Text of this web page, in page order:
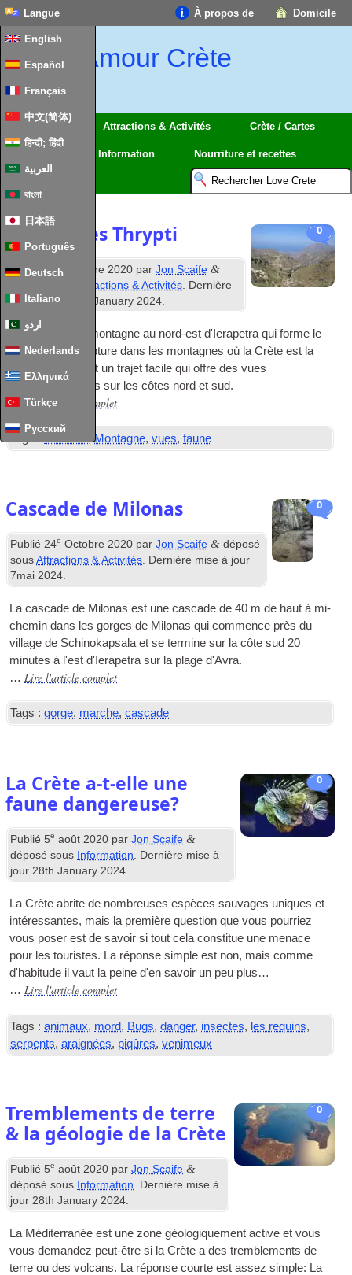
Domicile
À propos de
Langue
English
Español
Français
中文(简体)
हिन्दी; हिंदी
العربية
বাংলা
日本語
Português
Deutsch
Italiano
اردو
Nederlands
Ελληνικά
Türkçe
Русский
Amour Crète
Régions Attractions & Activités Crète / Cartes
Information Nourriture et recettes
0
Montagnes Thrypti
Publié27 Octobre 2020 parJon Scaife &
Attractions & Activités . Dernière
mise à jour
th January 2024
Thrypti est une montagne au nord-est d'Ierapetra qui forme le
côté est de la rupture dans les montagnes où la Crète est la
plus étroite. C'est un trajet facile qui offre des vues
impressionnantes sur les côtes nord et sud.
…Lire l'article complet
Tags : conduire,Montagne,vues,faune
0
Cascade de Milonas
Publié 24e Octobre 2020 parJon Scaife & déposé
sousAttractions & Activités . Dernière mise à jour
7mai 2024
La cascade de Milonas est une cascade de 40 m de haut à mi-
chemin dans les gorges de Milonas qui commence près du
village de Schinokapsala et se termine sur la côte sud 20
minutes à l'est d'Ierapetra sur la plage d'Avra.
… Lire l'article complet
Tags : gorge, marche,cascade
0
La Crète a-t-elle une
faune dangereuse?
Publié5e août 2020 parJon Scaife &
déposé sous Information . Dernière mise à
jour 28th January 2024
La Crète abrite de nombreuses espèces sauvages uniques et
intéressantes, mais la première question que vous pourriez
vous poser est de savoir si tout cela constitue une menace
pour les touristes. La réponse simple est non, mais comme
d'habitude il vaut la peine d'en savoir un peu plus…
… Lire l'article complet
Tags : animaux, mord, Bugs,danger, insectes, les requins,
serpents,araignées, piqûres,venimeux
0
Tremblements de terre
& la géologie de la Crète
Publié5e août 2020 parJon Scaife &
déposé sous Information. Dernière mise à
jour28th January 2024.
La Méditerranée est une zone géologiquement active et vous
vous demandez peut-être si la Crète a des tremblements de
terre ou des volcans. La réponse courte est assez simple: La